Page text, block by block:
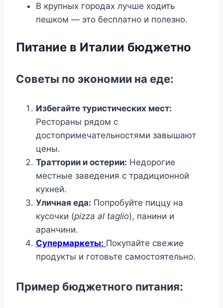
В крупных городах лучше ходить
пешком — это бесплатно и полезно.
Питание в Италии бюджетно
Советы по экономии на еде:
Избегайте туристических мест:
Рестораны рядом с
достопримечательностями завышают
цены.
Траттории и остерии: Недорогие
местные заведения с традиционной
кухней.
Уличная еда: Попробуйте пиццу на
кусочки (pizza al taglio), панини и
аранчини.
Супермаркеты: Покупайте свежие
продукты и готовьте самостоятельно.
Пример бюджетного питания: